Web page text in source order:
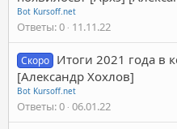
Bot Kursoff.net
Ответы 0 11.11.22
Скоро Итоги 2021 года в
[Александр Хохлов]
Bot Kursoff.net
Ответы 0 06.01.22